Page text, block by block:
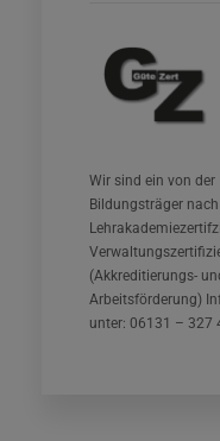
Wir sind ein von
Bildungsträger
(Akkreditierungs-
Arbeitsförderung)
unter: 06131 – 327